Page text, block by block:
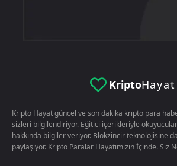
KriptoHayat
Kripto Hayat güncel ve son dakika kripto para
sizleri bilgilendiriyor. Eğitici içerikleriyle
hakkında bilgiler veriyor. Blokzincir teknolojisine
paylaşıyor. Kripto Paralar Hayatımızın İçinde. Siz